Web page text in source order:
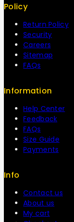
Policy
Return Policy
Security
Careers
Sitemap
FAQs
Information
Help Center
Feedback
FAQs
Size Guide
Payments
Info
Contact us
About us
My cart